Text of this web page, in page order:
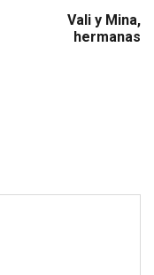
Vali y Mina,
hermanas